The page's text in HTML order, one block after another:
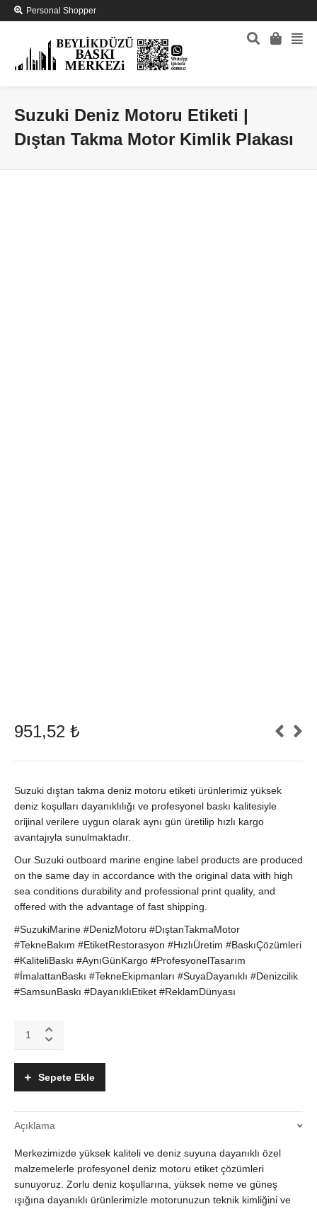
Personal Shopper
Suzuki Deniz Motoru Etiketi |
Dıştan Takma Motor Kimlik Plakası
951,52 ₺
Suzuki dıştan takma deniz motoru etiketi ürünlerimiz yüksek
deniz koşulları dayanıklılığı ve profesyonel baskı kalitesiyle
orijinal verilere uygun olarak aynı gün üretilip hızlı kargo
avantajıyla sunulmaktadır.
Our Suzuki outboard marine engine label products are produced
on the same day in accordance with the original data with high
sea conditions durability and professional print quality, and
offered with the advantage of fast shipping.
#SuzukiMarine #DenizMotoru #DıştanTakmaMotor
#TekneBakım #EtiketRestorasyon #HızlıÜretim #BaskıÇözümleri
#KaliteliBaskı #AynıGünKargo #ProfesyonelTasarım
#İmalattanBaskı #TekneEkipmanları #SuyaDayanıklı #Denizcilik
#SamsunBaskı #DayanıklıEtiket #ReklamDünyası
Dıştan
Motoru
ve
Kimlik
Restorasyonu
quantity
Sepete Ekle
Açıklama
Merkezimizde yüksek kaliteli ve deniz suyuna dayanıklı özel
malzemelerle profesyonel deniz motoru etiket çözümleri
sunuyoruz. Zorlu deniz koşullarına, yüksek neme ve güneş
ışığına dayanıklı ürünlerimizle motorunuzun teknik kimliğini ve